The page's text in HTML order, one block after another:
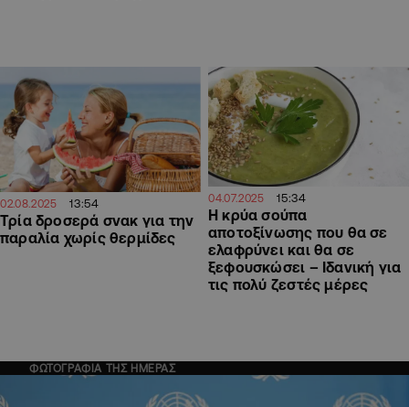
02.08.2025 13:54
Τρία δροσερά σνακ για την
παραλία χωρίς θερμίδες
04.07.2025 15:34
Η κρύα σούπα
αποτοξίνωσης που θα σε
ελαφρύνει και θα σε
ξεφουσκώσει – Ιδανική για
τις πολύ ζεστές μέρες
ΦΩΤΟΓΡΑΦΙΑ ΤΗΣ ΗΜΕΡΑΣ